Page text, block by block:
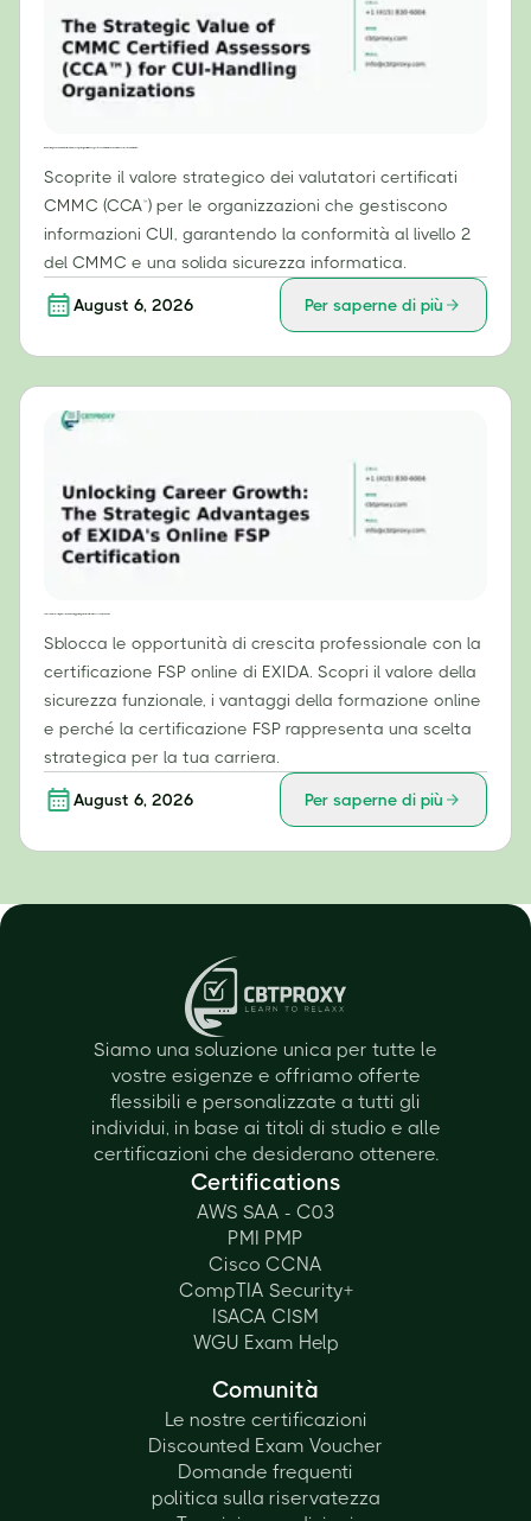
Scoprite il valore strategico dei valutatori certificati
CMMC (CCA™) per le organizzazioni che gestiscono
informazioni CUI, garantendo la conformità al livello 2
del CMMC e una solida sicurezza informatica.
August 6, 2026 Per saperne di più
Sblocca le opportunità di crescita professionale con la
certificazione FSP online di EXIDA. Scopri il valore della
sicurezza funzionale, i vantaggi della formazione online
e perché la certificazione FSP rappresenta una scelta
strategica per la tua carriera.
August 6, 2026 Per saperne di più
Siamo una soluzione unica per tutte le
vostre esigenze e offriamo offerte
flessibili e personalizzate a tutti gli
individui, in base ai titoli di studio e alle
certificazioni che desiderano ottenere.
Certifications
AWS SAA - C03
PMI PMP
Cisco CCNA
CompTIA Security+
ISACA CISM
WGU Exam Help
Comunità
Le nostre certificazioni
Discounted Exam Voucher
Domande frequenti
politica sulla riservatezza